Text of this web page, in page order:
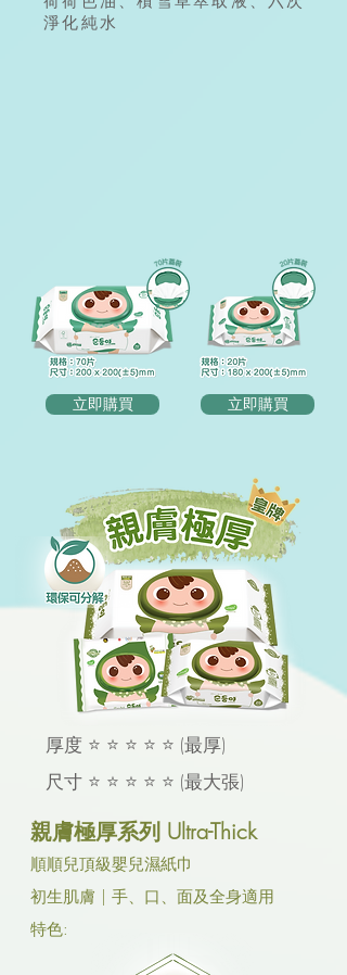
淨化純水
立即購買 立即購買
厚度 ⭐ ⭐ ⭐ ⭐ ⭐ (最厚)
尺寸 ⭐ ⭐ ⭐ ⭐ ⭐ (最大張)
親膚極厚系列 Ultra-Thick
順順兒頂級嬰兒濕紙巾
初生肌膚 | 手、口、面及全身適用
特色: